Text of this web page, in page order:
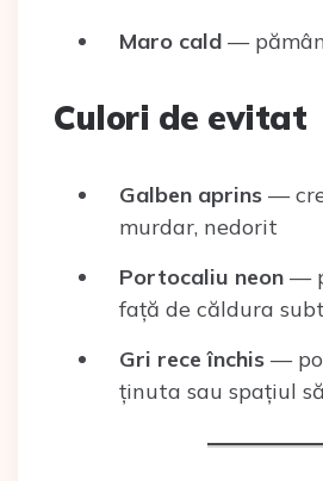
Maro cald —
Culori de evitat
Galben aprins —
murdar, nedorit
Portocaliu neon —
față de căldura
Gri rece închis —
ținuta sau spațiul